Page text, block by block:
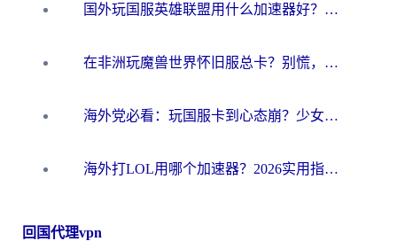
国外玩国服英雄联盟用什么加速器好？海外党亲测有效的国服游戏加速指南
在非洲玩魔兽世界怀旧服总卡？别慌，这份指南帮你丝滑开荒
海外党必看：玩国服卡到心态崩？少女前线云图计划加速器免费推荐+碧蓝航线足球世界流畅攻略
海外打LOL用哪个加速器？2026实用指南：从延迟到设备适配，一篇解决你的国服游戏痛点
回国代理vpn